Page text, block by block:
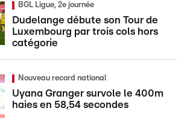
BGL Ligue, 2e journée
Dudelange débute son Tour de
Luxembourg par trois cols hors
catégorie
Nouveau record national
Uyana Granger survole le 400m
haies en 58,54 secondes